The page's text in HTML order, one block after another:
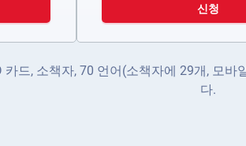
신청
드, 소책자, 70 언어(소책자에 29개, 모
다.